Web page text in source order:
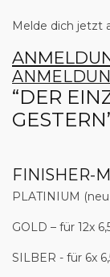
Melde dich jetzt
“DER
FINISHER-
PLATINIUM (neu
GOLD – für 12x
SILBER - für 6x